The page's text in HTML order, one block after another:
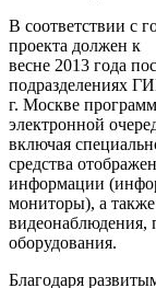
В соответствии с
проекта должен к
весне 2013 года
подразделениях
г. Москве
электронной
включая
средства
информации
мониторы), а
видеонаблюдения,
оборудования.
Благодаря